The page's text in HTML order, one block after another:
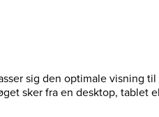
sig den optimale visning
sker fra en desktop,